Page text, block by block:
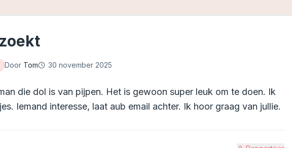
Door Tom 30 november 2025
die dol is van pijpen. Het is gewoon super leuk om te doen. Ik
Iemand interesse, laat aub email achter. Ik hoor graag van jullie.